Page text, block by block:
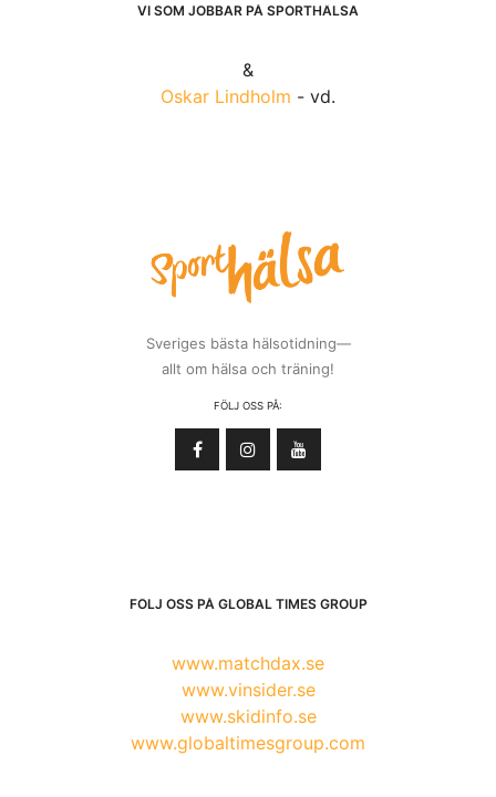
VI SOM JOBBAR PÅ SPORTHÄLSA
&
Oskar Lindholm - vd.
Sveriges bästa hälsotidning—
allt om hälsa och träning!
FÖLJ OSS PÅ:
FÖLJ OSS PÅ GLOBAL TIMES GROUP
www.matchdax.se
www.vinsider.se
www.skidinfo.se
www.globaltimesgroup.com